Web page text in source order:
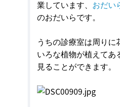
業しています、 おだい
のおだいらです。
うちの診療室は周りに
いろな植物が植えてあ
見ることができます。